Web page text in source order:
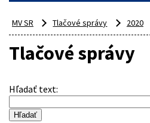
MV SR Tlačové správy 2020
Tlačové správy
Hľadať text: